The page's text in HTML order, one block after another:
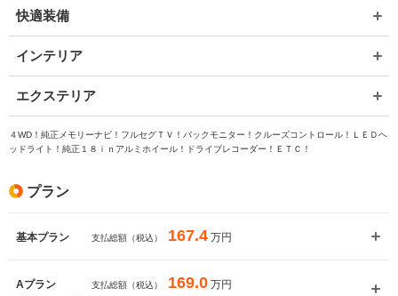
快適装備
インテリア
エクステリア
４WD！純正メモリーナビ！フルセグＴＶ！バックモニター！クルーズコントロール！ＬＥＤヘ
ッドライト！純正１８ｉｎアルミホイール！ドライブレコーダー！ＥＴＣ！
プラン
基本プラン 支払総額（税込） 167.4 万円
Aプラン 支払総額（税込） 169.0 万円